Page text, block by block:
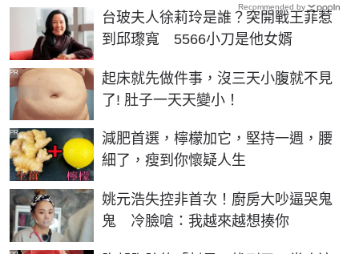
台玻夫人徐莉玲是誰？突開戰王菲惹
到邱瓈寬 5566小刀是他女婿
起床就先做件事，沒三天小腹就不見
了! 肚子一天天變小！
PR
減肥首選，檸檬加它，堅持一週，腰
細了，瘦到你懷疑人生
PR
姚元浩失控非首次！廚房大吵逼哭鬼
鬼 冷臉嗆：我越來越想揍你
Recommended by